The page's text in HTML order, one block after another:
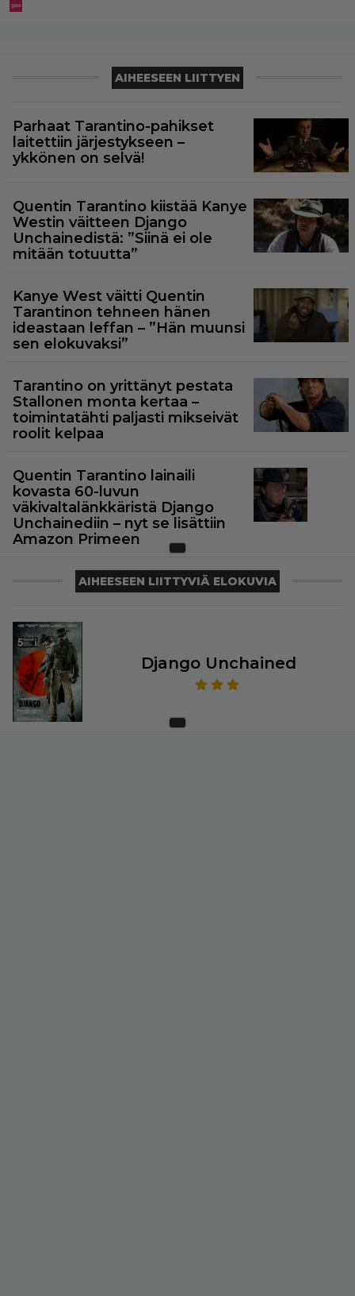
AIHEESEEN LIITTYEN
Parhaat Tarantino-pahikset
laitettiin järjestykseen –
ykkönen on selvä!
Quentin Tarantino kiistää Kanye
Westin väitteen Django
Unchainedistä: ”Siinä ei ole
mitään totuutta”
Kanye West väitti Quentin
Tarantinon tehneen hänen
ideastaan leffan – ”Hän muunsi
sen elokuvaksi”
Tarantino on yrittänyt pestata
Stallonen monta kertaa –
toimintatähti paljasti mikseivät
roolit kelpaa
Quentin Tarantino lainaili
kovasta 60-luvun
väkivaltalänkkäristä Django
Unchainediin – nyt se lisättiin
Amazon Primeen
AIHEESEEN LIITTYVIÄ ELOKUVIA
Django Unchained